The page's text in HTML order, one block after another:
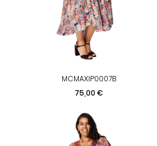
MCMAXIP0007B
Prix
75,00 €